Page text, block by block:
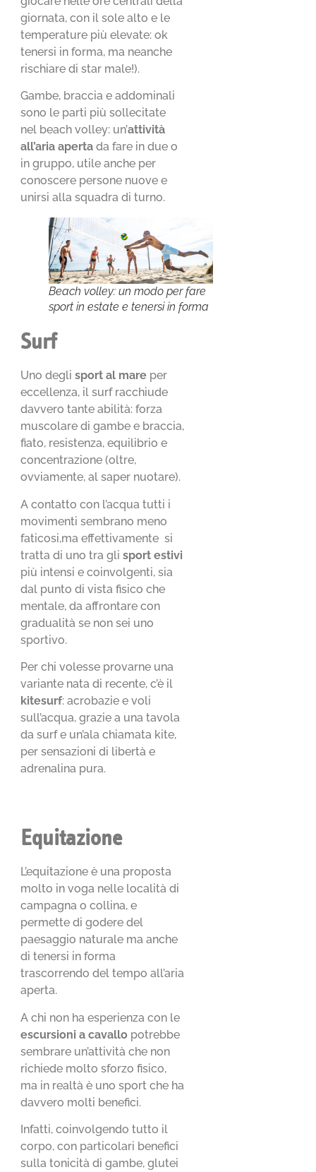
giornata, con il sole alto e le
temperature più elevate: ok
tenersi in forma, ma neanche
rischiare di star male!).
Gambe, braccia e addominali
sono le parti più sollecitate
nel beach volley: un’attività
all’aria aperta da fare in due o
in gruppo, utile anche per
conoscere persone nuove e
unirsi alla squadra di turno.
Beach volley: un modo per fare
sport in estate e tenersi in forma
Surf
Uno deglisport al mare per
eccellenza, il surf racchiude
davvero tante abilità: forza
muscolare di gambe e braccia,
fiato, resistenza, equilibrio e
concentrazione (oltre,
ovviamente, al saper nuotare).
A contatto con l’acqua tutti i
movimenti sembrano meno
faticosi,ma effettivamente si
tratta di uno tra glisport estivi
più intensi e coinvolgenti, sia
dal punto di vista fisico che
mentale, da affrontare con
gradualità se non sei uno
sportivo.
Per chi volesse provarne una
variante nata di recente, c’è il
kitesurf: acrobazie e voli
sull’acqua, grazie a una tavola
da surf e un’ala chiamata kite,
per sensazioni di libertà e
adrenalina pura.
Equitazione
L’equitazione è una proposta
molto in voga nelle località di
campagna o collina, e
permette di godere del
paesaggio naturale ma anche
di tenersi in forma
trascorrendo del tempo all’aria
aperta.
A chi non ha esperienza con le
escursioni a cavallo potrebbe
sembrare un’attività che non
richiede molto sforzo fisico,
ma in realtà è uno sport che ha
davvero molti benefici.
Infatti, coinvolgendo tutto il
corpo, con particolari benefici
sulla tonicità di gambe, glutei